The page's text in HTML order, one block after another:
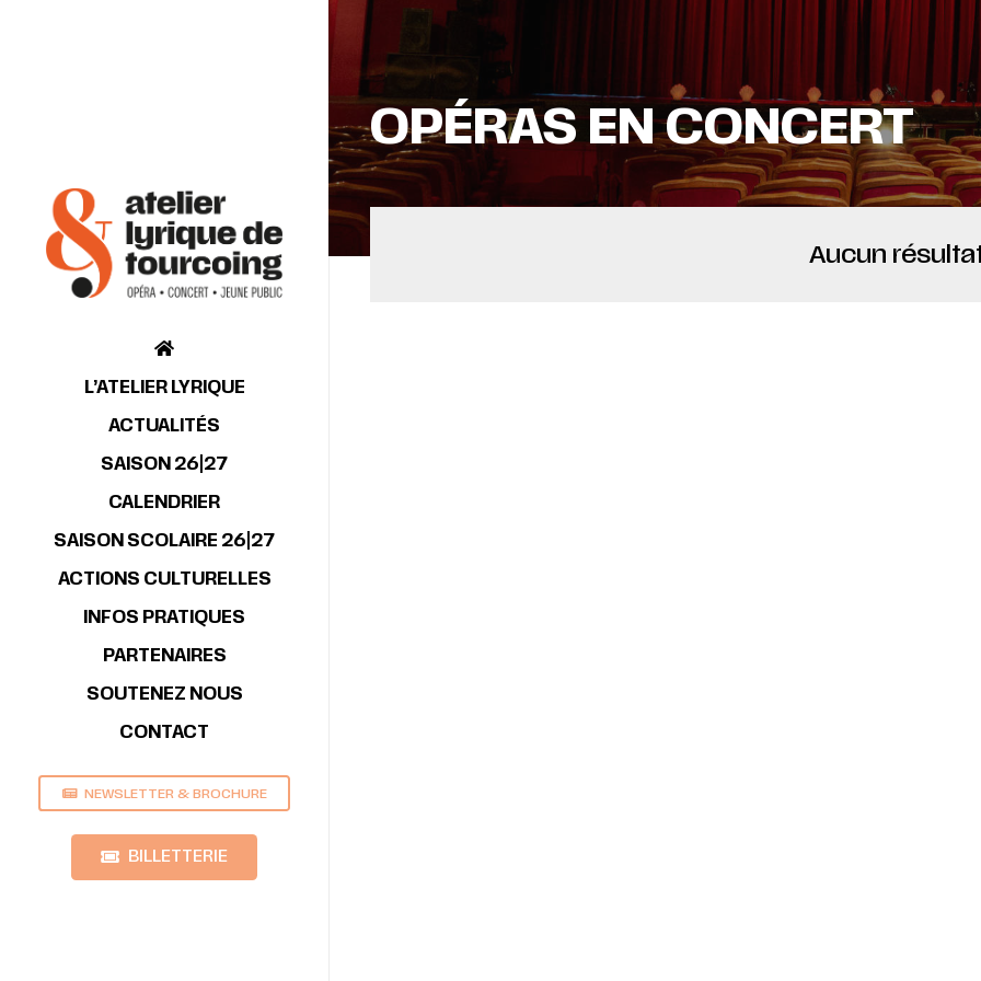
L’ATELIER LYRIQUE
ACTUALITÉS
SAISON 26|27
CALENDRIER
SAISON SCOLAIRE 26|27
ACTIONS CULTURELLES
INFOS PRATIQUES
PARTENAIRES
SOUTENEZ NOUS
CONTACT
NEWSLETTER & BROCHURE
BILLETTERIE
OPÉRAS EN CONCERT
Aucun